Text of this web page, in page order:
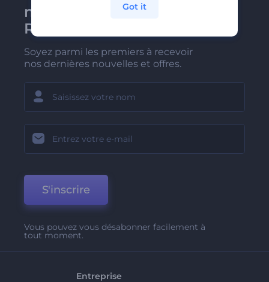
newsletter de
Renderforest
Soyez parmi les premiers à recevoir
nos dernières nouvelles et offres.
S'inscrire
Vous pouvez vous désabonner facilement à
tout moment.
Entreprise
Got it